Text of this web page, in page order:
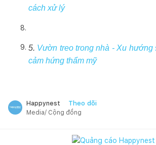
cách xử lý
5. Vườn treo trong nhà - Xu hướng
cảm hứng thẩm mỹ
Happynest Theo dõi
Media/ Cộng đồng